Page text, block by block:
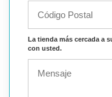
La tienda más cercada a
con usted.